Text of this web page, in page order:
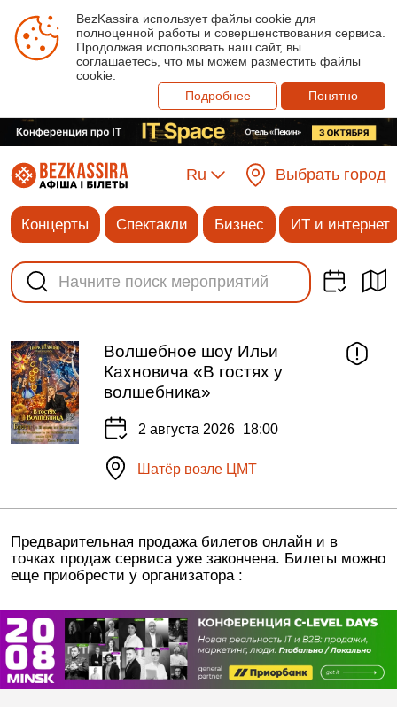
BezKassira использует файлы cookie для
полноценной работы и совершенствования сервиса.
Продолжая использовать наш сайт, вы
соглашаетесь, что мы можем разместить файлы
cookie.
Подробнее
Понятно
Ru Выбрать город
Концерты Спектакли Бизнес ИТ и интернет
Волшебное шоу Ильи
Кахновича «В гостях у
волшебника»
2 августа 2026 18:00
Шатёр возле ЦМТ
Предварительная продажа билетов онлайн и в
точках продаж сервиса уже закончена. Билеты можно
еще приобрести у организатора :